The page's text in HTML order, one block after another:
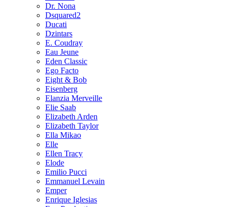
Dr. Nona
Dsquared2
Ducati
Dzintars
E. Coudray
Eau Jeune
Eden Classic
Ego Facto
Eight & Bob
Eisenberg
Elanzia Merveille
Elie Saab
Elizabeth Arden
Elizabeth Taylor
Ella Mikao
Elle
Ellen Tracy
Elode
Emilio Pucci
Emmanuel Levain
Emper
Enrique Iglesias